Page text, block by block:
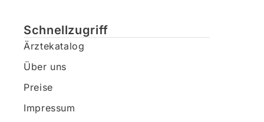
Schnellzugriff
Ärztekatalog
Über uns
Preise
Impressum